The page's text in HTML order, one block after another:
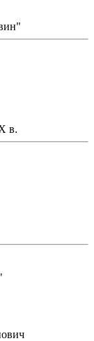
в.